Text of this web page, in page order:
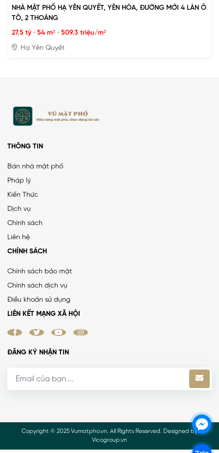
NHÀ MẶT PHỐ HẠ YÊN QUYẾT, YÊN HÒA, ĐƯỜNG MỚI 4 LÀN Ô
TÔ, 2 THOÁNG
27.5 tỷ • 54 m² • 509.3 triệu/m²
Hạ Yên Quyết
THÔNG TIN
Bán nhà mặt phố
Pháp lý
Kiến Thức
Dịch vụ
Chính sách
Liên hệ
CHÍNH SÁCH
Chính sách bảo mật
Chính sách dịch vụ
Điều khoản sử dụng
LIÊN KẾT MẠNG XÃ HỘI
ĐĂNG KÝ NHẬN TIN
Copyright © 2025 Vumatpho.vn. All Rights Reserved. Designed by
Vicogroup.vn